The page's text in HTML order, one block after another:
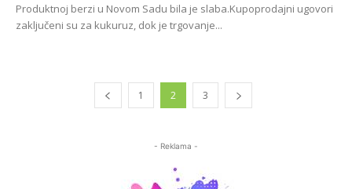
Produktnoj berzi u Novom Sadu bila je slaba.Kupoprodajni ugovori
zaključeni su za kukuruz, dok je trgovanje...
1 2 3
- Reklama -